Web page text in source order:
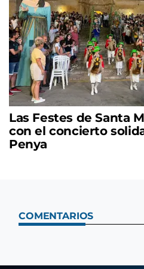
Las Festes de Santa
con el concierto
Penya
COMENTARIOS